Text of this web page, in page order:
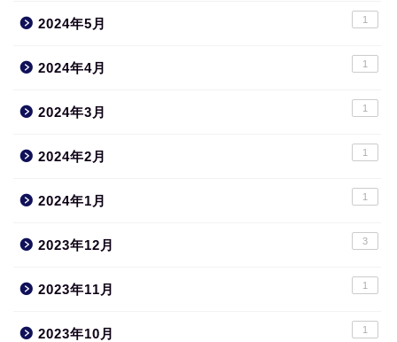
2024年5月 1
2024年4月 1
2024年3月 1
2024年2月 1
2024年1月 1
2023年12月 3
2023年11月 1
2023年10月 1